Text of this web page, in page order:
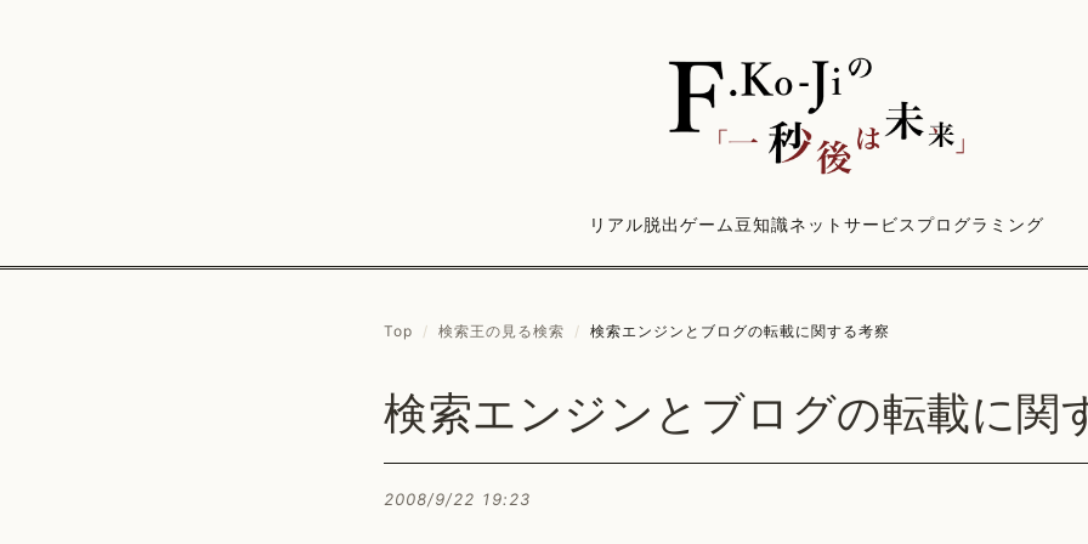
リアル脱出ゲーム豆知識ネットサービス プログラミング
Top / 検索王の見る検索 / 検索エンジンとブログの転載に関する考察
検索エンジンとブログの転載に関
2008/9/22 19:23